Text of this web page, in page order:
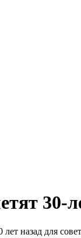
30-
назад для